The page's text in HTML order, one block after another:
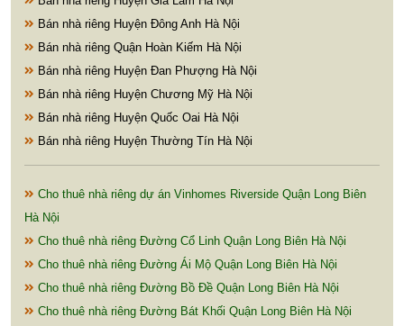
Bán nhà riêng Huyện Đông Anh Hà Nội
Bán nhà riêng Quận Hoàn Kiếm Hà Nội
Bán nhà riêng Huyện Đan Phượng Hà Nội
Bán nhà riêng Huyện Chương Mỹ Hà Nội
Bán nhà riêng Huyện Quốc Oai Hà Nội
Bán nhà riêng Huyện Thường Tín Hà Nội
Cho thuê nhà riêng dự án Vinhomes Riverside Quận Long Biên
Hà Nội
Cho thuê nhà riêng Đường Cổ Linh Quận Long Biên Hà Nội
Cho thuê nhà riêng Đường Ái Mộ Quận Long Biên Hà Nội
Cho thuê nhà riêng Đường Bồ Đề Quận Long Biên Hà Nội
Cho thuê nhà riêng Đường Bát Khối Quận Long Biên Hà Nội